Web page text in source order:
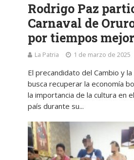
Rodrigo Paz
Carnaval de
por tiempos
La Patria 1 de marzo de 2025
El precandidato del Cambio y la
busca recuperar la economía
la importancia de la cultura en
país durante su...